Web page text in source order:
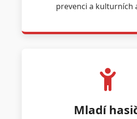
prevenci a kulturních
Mladí